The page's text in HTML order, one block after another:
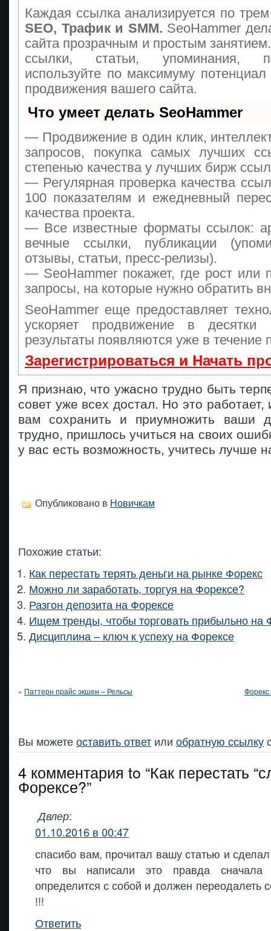
Каждая ссылка анализируется по
SEO, Трафик и SMM. SeoHammer
сайта прозрачным и простым
ссылки, статьи, упоминания,
используйте по максимуму
продвижения вашего сайта.
Что умеет делать SeoHammer
— Продвижение в один клик,
запросов, покупка самых лучших
степенью качества у лучших бирж
— Регулярная проверка качества
100 показателям и ежедневный
качества проекта.
— Все известные форматы ссылок:
вечные ссылки, публикации
отзывы, статьи, пресс-релизы).
— SeoHammer покажет, где рост или
запросы, на которые нужно обратить
SeoHammer еще предоставляет
ускоряет продвижение в
результаты появляются уже в течение
Зарегистрироваться и Начать
Я признаю, что ужасно трудно быть
совет уже всех достал. Но это работает,
вам сохранить и приумножить ваши
трудно, пришлось учиться на своих
у вас есть возможность, учитесь лучше
Опубликовано в Новичкам
Похожие статьи:
Как перестать терять деньги на рынке Форекс
Можно ли заработать, торгуя на Форексе?
Разгон депозита на Форексе
Ищем тренды, чтобы торговать прибыльно на
Дисциплина – ключ к успеху на Форексе
« Паттерн прайс экшен – Рельсы Форекс
Вы можетеоставить ответ или обратную ссылку
4 комментария to “Как перестать
Форексе?”
Двлер:
01.10.2016 в 00:47
спасибо вам, прочитал вашу статью и
что вы написали это правда сначала
определится с собой и должен переодалеть
!!!
Ответить